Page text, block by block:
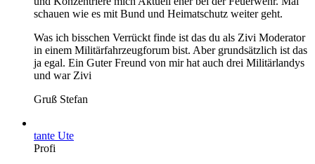
schauen wie es mit Bund und Heimatschutz weiter geht.
Was ich bisschen Verrückt finde ist das du als Zivi Moderator
in einem Militärfahrzeugforum bist. Aber grundsätzlich ist das
ja egal. Ein Guter Freund von mir hat auch drei Militärlandys
und war Zivi
Gruß Stefan
tante Ute
Profi